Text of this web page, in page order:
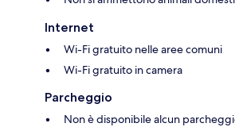
Internet
Wi-Fi gratuito nelle aree comuni
Wi-Fi gratuito in camera
Parcheggio
Non è disponibile alcun